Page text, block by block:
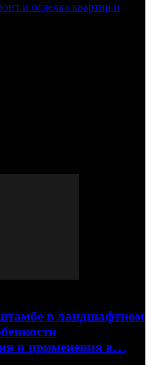
и отделка квартир и
в ландшафтном
и применения в…